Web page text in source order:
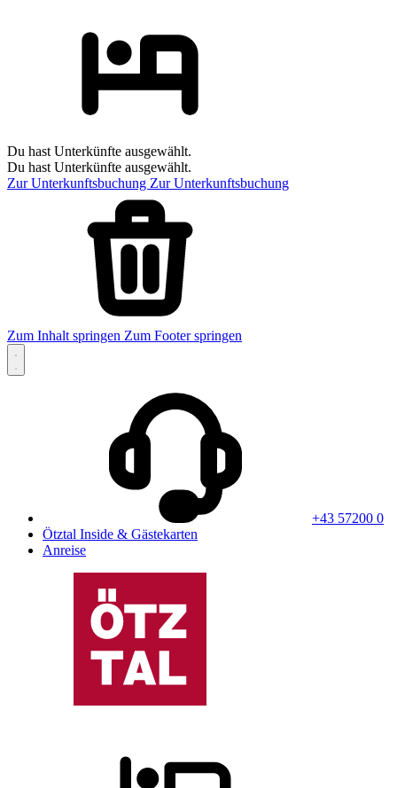
Du hast Unterkünfte ausgewählt.
Du hast Unterkünfte ausgewählt.
Zur Unterkunftsbuchung Zur Unterkunftsbuchung
Zum Inhalt springen Zum Footer springen
+43 57200 0
Ötztal Inside & Gästekarten
Anreise